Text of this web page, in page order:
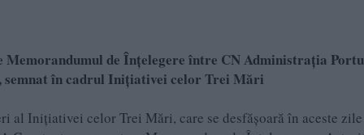
Memorandumul de Înțelegere între CN Administrația
în cadrul Inițiativei celor Trei Mări
Inițiativei celor Trei Mări, care se desfășoară în aceste zile